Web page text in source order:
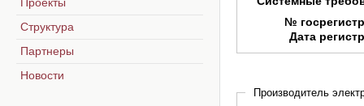
№
Дата
Производитель
Проекты
Структура
Партнеры
Новости